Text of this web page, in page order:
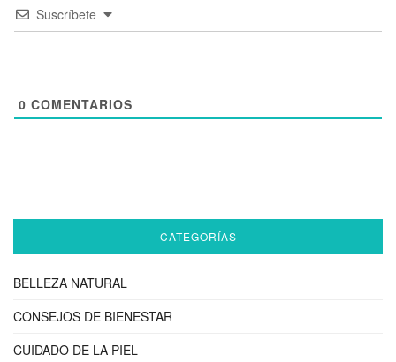
Suscríbete
0 COMENTARIOS
CATEGORÍAS
BELLEZA NATURAL
CONSEJOS DE BIENESTAR
CUIDADO DE LA PIEL